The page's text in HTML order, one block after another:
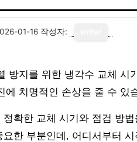
01-16 작성자:
방지를 위한 냉각수 교체 시
에 치명적인 손상을 줄 수 있
확한 교체 시기와 점검 방
한 부분인데, 어디서부터